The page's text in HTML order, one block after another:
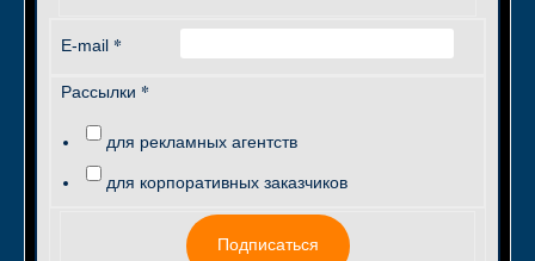
E-mail *
Рассылки *
для рекламных агентств
для корпоративных заказчиков
Подписаться